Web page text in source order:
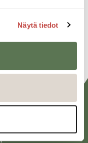
Näytä tiedot